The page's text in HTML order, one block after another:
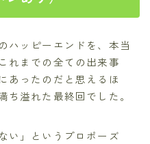
ハッピーエンドを、本当
れまでの全ての出来事
あったのだと思えるほ
ち溢れた最終回でした。
い」というプロポーズ